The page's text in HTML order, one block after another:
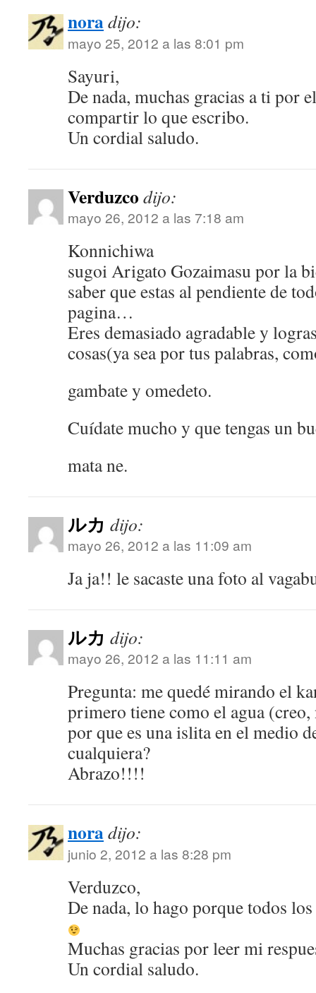
noradijo:
mayo 25, 2012 a las 8:01 pm
Sayuri,
De nada, muchas gracias a ti por
compartir lo que escribo.
Un cordial saludo.
Verduzco dijo:
mayo 26, 2012 a las 7:18 am
Konnichiwa
sugoi Arigato Gozaimasu por la
saber que estas al pendiente de
pagina…
Eres demasiado agradable y
cosas(ya sea por tus palabras,
gambate y omedeto.
Cuídate mucho y que tengas un
mata ne.
ルカ dijo:
mayo 26, 2012 a las 11:09 am
Ja ja!! le sacaste una foto al
ルカ dijo:
mayo 26, 2012 a las 11:11 am
Pregunta: me quedé mirando el
primero tiene como el agua
por que es una islita en el medio
cualquiera?
Abrazo!!!!
noradijo:
junio 2, 2012 a las 8:28 pm
Verduzco,
De nada, lo hago porque todos
Muchas gracias por leer mi
Un cordial saludo.